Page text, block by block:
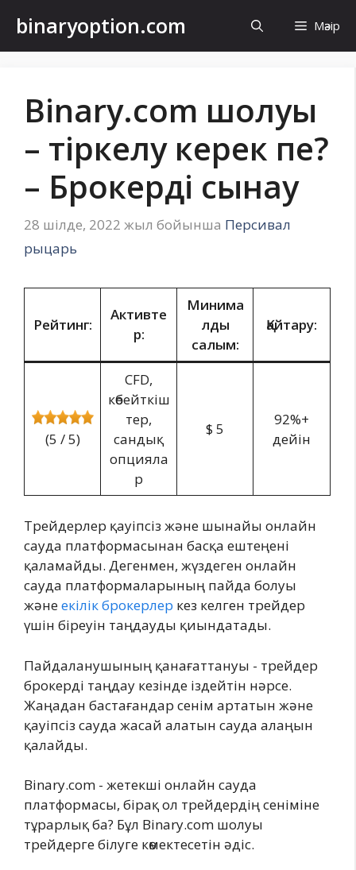
binaryoption.com Мәзір
Binary.com шолуы
– тіркелу керек пе?
– Брокерді сынау
28 шілде, 2022 жыл бойынша Персивал
рыцарь
Рейтинг:
Активте
р:
Минима
лды
салым:
Қайтару:
(5 / 5)
CFD,
көбейткіш
тер,
сандық
опцияла
р
$ 5
92%+
дейін
Трейдерлер қауіпсіз және шынайы онлайн
сауда платформасынан басқа ештеңені
қаламайды. Дегенмен, жүздеген онлайн
сауда платформаларының пайда болуы
жәнеекілік брокерлер кез келген трейдер
үшін біреуін таңдауды қиындатады.
Пайдаланушының қанағаттануы - трейдер
брокерді таңдау кезінде іздейтін нәрсе.
Жаңадан бастағандар сенім артатын және
қауіпсіз сауда жасай алатын сауда алаңын
қалайды.
Binary.com - жетекші онлайн сауда
платформасы, бірақ ол трейдердің сеніміне
тұрарлық ба? Бұл Binary.com шолуы
трейдерге білуге көмектесетін әдіс.